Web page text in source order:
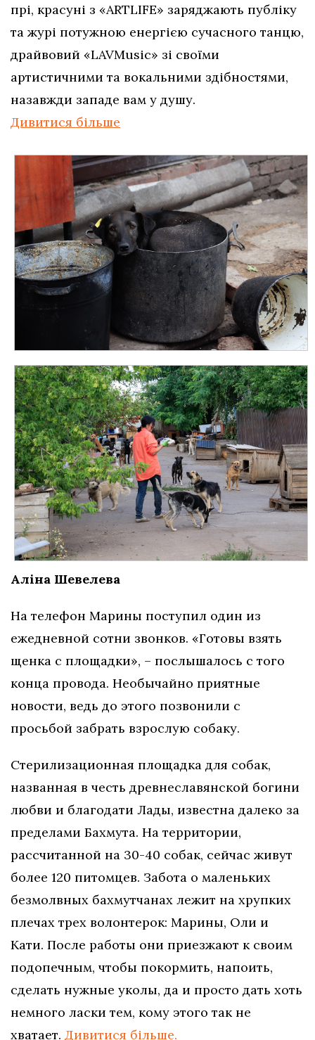
прі, красуні з «ARTLIFE» заряджають публіку
та журі потужною енергією сучасного танцю,
драйвовий «LAVMusic» зі своїми
артистичними та вокальними здібностями,
назавжди западе вам у душу.
Дивитися більше
Аліна Шевелева
На телефон Марины поступил один из
ежедневной сотни звонков. «Готовы взять
щенка с площадки», – послышалось с того
конца провода. Необычайно приятные
новости, ведь до этого позвонили с
просьбой забрать взрослую собаку.
Стерилизационная площадка для собак,
названная в честь древнеславянской богини
любви и благодати Лады, известна далеко за
пределами Бахмута. На территории,
рассчитанной на 30-40 собак, сейчас живут
более 120 питомцев. Забота о маленьких
безмолвных бахмутчанах лежит на хрупких
плечах трех волонтерок: Марины, Оли и
Кати. После работы они приезжают к своим
подопечным, чтобы покормить, напоить,
сделать нужные уколы, да и просто дать хоть
немного ласки тем, кому этого так не
хватает. Дивитися більше.